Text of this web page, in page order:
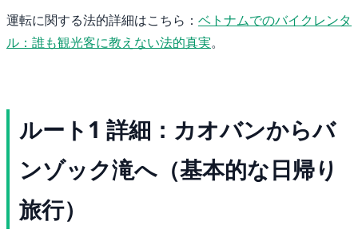
運転に関する法的詳細はこちら： ベトナムでのバイクレンタ
ル：誰も観光客に教えない法的真実。
ルート1 詳細：カオバンからバ
ンゾック滝へ（基本的な日帰り
旅行）